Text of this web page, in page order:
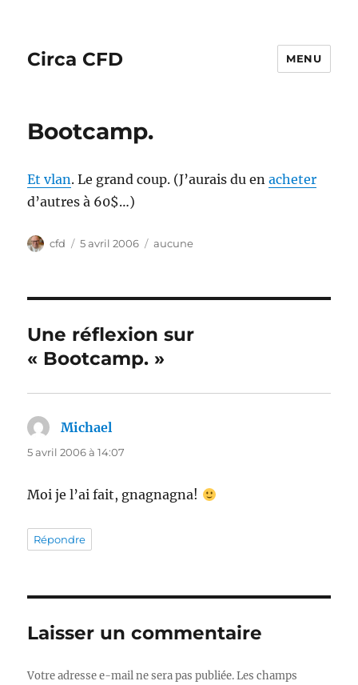
Circa CFD MENU
Bootcamp.
Et vlan. Le grand coup. (J’aurais du enacheter
d’autres à 60$…)
Auteur
cfd
Publié
5 avril 2006 Catégories
aucune
Une réflexion sur
« Bootcamp. »
Michael
5 avril 2006 à 14:07
Moi je l’ai fait, gnagnagna!
Répondre
Laisser un commentaire
Votre adresse e-mail ne sera pas publiée. Les champs